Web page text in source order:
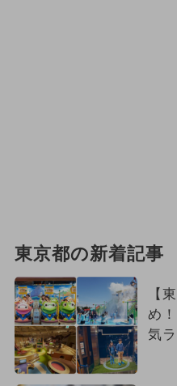
東京都の新着記事
【
め
気